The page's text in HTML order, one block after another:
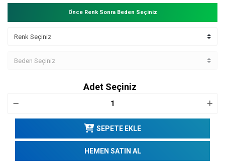
Önce Renk Sonra Beden Seçiniz
Adet Seçiniz
SEPETE EKLE
HEMEN SATIN AL